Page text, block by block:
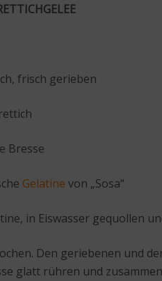
frisch gerieben
Bresse
Gelatine von „Sosa“
in Eiswasser gequollen
Den geriebenen und
glatt rühren und